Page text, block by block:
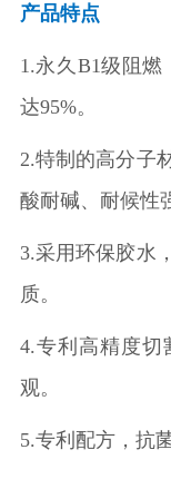
产品特点
1.永久B1级阻燃
达95%。
2.特制的高分子
酸耐碱、耐候性
3.采用环保胶水
质。
4.专利高精度切
观。
5.专利配方，抗